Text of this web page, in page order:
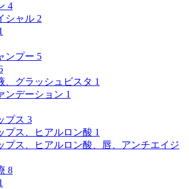
4
シャル 2
ンプー 5
、グラッシュビスタ 1
ンデーション 1
プス 3
プス、ヒアルロン酸 1
プス、ヒアルロン酸、唇、アンチエイジ
8